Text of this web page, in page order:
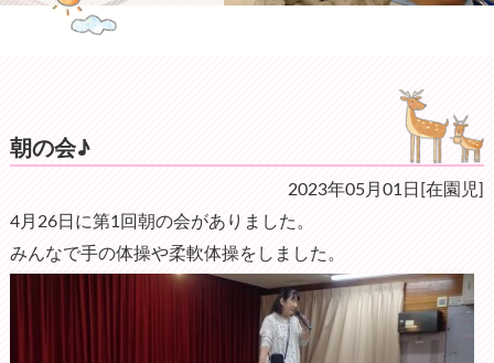
朝の会♪
2023年05月01日[在園児]
4月26日に第1回朝の会がありました。
みんなで手の体操や柔軟体操をしました。